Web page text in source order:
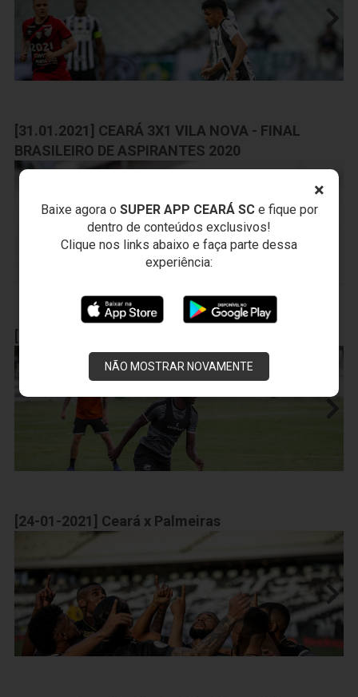
×
Baixe agora o SUPER APP CEARÁ SCe fique por
dentro de conteúdos exclusivos!
Clique nos links abaixo e faça parte dessa
experiência:
NÃO MOSTRAR NOVAMENTE
[31.01.2021] CEARÁ 3X1 VILA NOVA - FINAL
BRASILEIRO DE ASPIRANTES 2020
[28-01-2021]Treino
[24-01-2021] Ceará x Palmeiras